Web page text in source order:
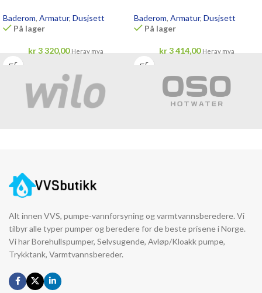
Baderom, Armatur, Dusjsett
På lager
kr3 320,00 Herav mva
Baderom, Armatur, Dusjsett
På lager
kr3 414,00 Herav mva
Alt innen VVS, pumpe-vannforsyning og varmtvannsberedere. Vi
tilbyr alle typer pumper og beredere for de beste prisene i Norge.
Vi har Borehullspumper, Selvsugende, Avløp/Kloakk pumpe,
Trykktank, Varmtvannsbereder.